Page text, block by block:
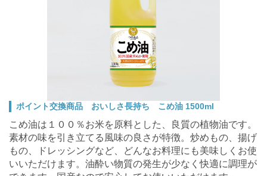
ポイント交換商品 おいしさ長持ち こめ油 1500ml
こめ油は１００％お米を原料とした、良質の植物油です。
素材の味を引き立てる風味の良さが特徴。炒めもの、揚げ
もの、ドレッシングなど、どんなお料理にも美味しくお使
いいただけます。 油酔い物質の発生が少なく快適に調理が